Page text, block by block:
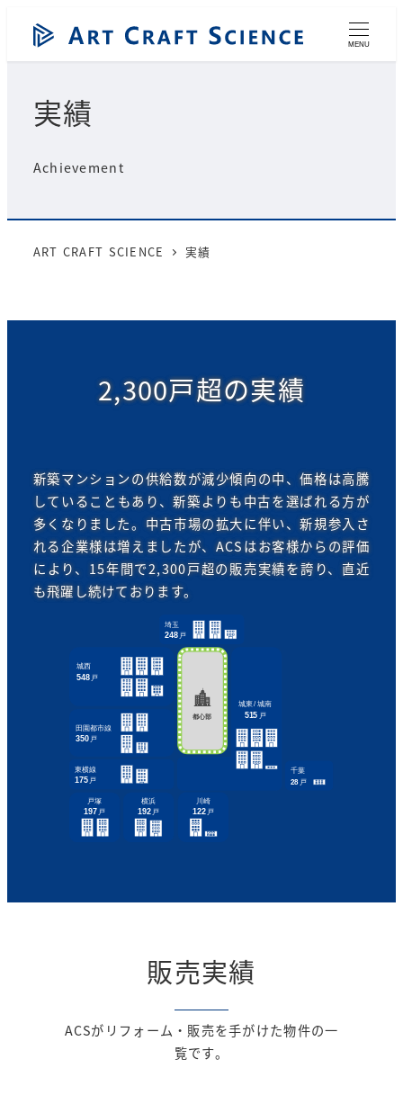
ン
移
MENU
実績
Achievement
ART CRAFT SCIENCE 実績
2,300戸超の実績
新築マンションの供給数が減少傾向の中、価格は高騰
していることもあり、新築よりも中古を選ばれる方が
多くなりました。中古市場の拡大に伴い、新規参入さ
れる企業様は増えましたが、ACSはお客様からの評価
により、15年間で2,300戸超の販売実績を誇り、直近
も飛躍し続けております。
販売実績
ACSがリフォーム・販売を手がけた物件の一
覧です。